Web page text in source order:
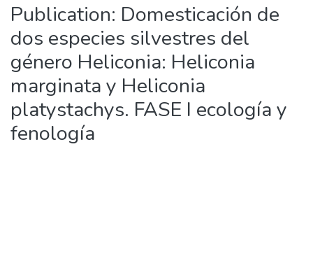
Publication: Domesticación de
dos especies silvestres del
género Heliconia: Heliconia
marginata y Heliconia
platystachys. FASE I ecología y
fenología